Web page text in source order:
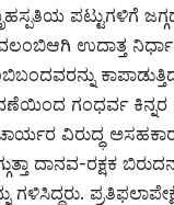
ಪಟ್ಟುಗಳಿಗೆ
ಉದಾತ್ತ
ಗಂಧರ್ವ ಕಿನ್ನರ
ವಿರುದ್ಧ
ದಾನವ-ರಕ್ಷಕ
ಗಳಿಸಿದ್ದರು.